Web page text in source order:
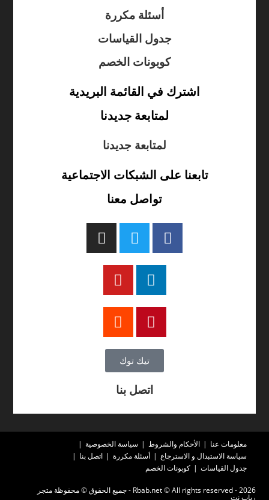
أسئلة مكررة
جدول القياسات
كوبونات الخصم
اشترك في القائمة البريدية
لمتابعة جديدنا
لمتابعة جديدنا
تابعنا على الشبكات الاجتماعية
تواصل معنا
تيك توك
اتصل بنا
معلومات عنا الأحكام والشروط
سياسة الخصوصية
سياسة الاستبدال و الاسترجاع
أسئلة مكررة
اتصل بنا
جدول القياسات
كوبونات الخصم
2026 - Rbab.net © All rights reserved - جميع الحقوق © محفوظة متجر
رباب نت